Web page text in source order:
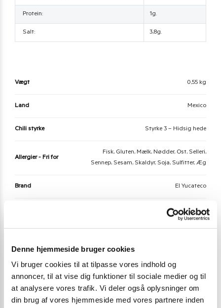
Denne hjemmeside bruger cookies
Vi bruger cookies til at tilpasse vores indhold og
annoncer, til at vise dig funktioner til sociale medier og til
at analysere vores trafik. Vi deler også oplysninger om
din brug af vores hjemmeside med vores partnere inden
Protein: 1g.
Salt: 3,8g.
Vægt 0,55 kg
Land Mexico
Chili styrke Styrke 3 – Hidsig hede
Allergier - Fri for
Fisk, Gluten, Mælk, Nødder, Ost, Selleri,
Sennep, Sesam, Skaldyr, Soja, Sulfitter, Æg
Brand El Yucateco
Stærk chili sauce
Der er endnu ikke nogle anmeldelser.
Vær den første til at anmelde “El Yucateco
Habanero & Chiltepin 120 ml.”